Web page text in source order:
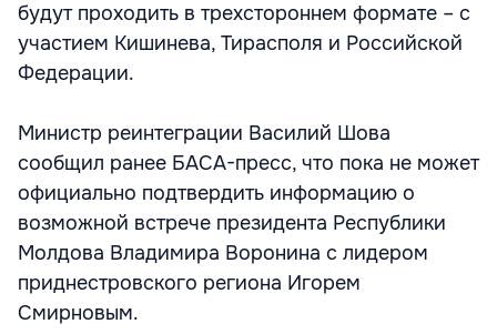
будут проходить в трехстороннем формате – с
участием Кишинева, Тирасполя и Российской
Федерации.
Министр реинтеграции Василий Шова
сообщил ранее БАСА-пресс, что пока не может
официально подтвердить информацию о
возможной встрече президента Республики
Молдова Владимира Воронина с лидером
приднестровского региона Игорем
Смирновым.